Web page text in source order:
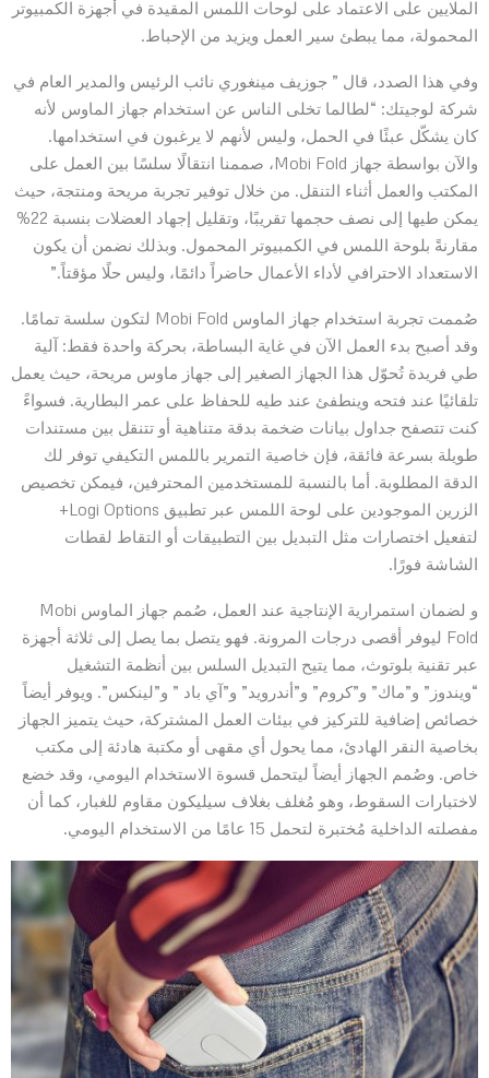
الملايين على الاعتماد على لوحات اللمس المقيدة في أجهزة الكمبيوتر
المحمولة، مما يبطئ سير العمل ويزيد من الإحباط.
وفي هذا الصدد، قال ” جوزيف مينغوري نائب الرئيس والمدير العام في
شركة لوجيتك: “لطالما تخلى الناس عن استخدام جهاز الماوس لأنه
كان يشكّل عبئًا في الحمل، وليس لأنهم لا يرغبون في استخدامها.
والآن بواسطة جهاز Mobi Fold، صممنا انتقالًا سلسًا بين العمل على
المكتب والعمل أثناء التنقل. من خلال توفير تجربة مريحة ومنتجة، حيث
يمكن طيها إلى نصف حجمها تقريبًا، وتقليل إجهاد العضلات بنسبة 22%
مقارنةً بلوحة اللمس في الكمبيوتر المحمول. وبذلك نضمن أن يكون
الاستعداد الاحترافي لأداء الأعمال حاضراً دائمًا، وليس حلًا مؤقتاً.”
صُممت تجربة استخدام جهاز الماوس Mobi Fold لتكون سلسة تمامًا.
وقد أصبح بدء العمل الآن في غاية البساطة، بحركة واحدة فقط: آلية
طي فريدة تُحوّل هذا الجهاز الصغير إلى جهاز ماوس مريحة، حيث يعمل
تلقائيًا عند فتحه وينطفئ عند طيه للحفاظ على عمر البطارية. فسواءً
كنت تتصفح جداول بيانات ضخمة بدقة متناهية أو تتنقل بين مستندات
طويلة بسرعة فائقة، فإن خاصية التمرير باللمس التكيفي توفر لك
الدقة المطلوبة. أما بالنسبة للمستخدمين المحترفين، فيمكن تخصيص
الزرين الموجودين على لوحة اللمس عبر تطبيق Logi Options+
لتفعيل اختصارات مثل التبديل بين التطبيقات أو التقاط لقطات
الشاشة فورًا.
و لضمان استمرارية الإنتاجية عند العمل، صُمم جهاز الماوس Mobi
Fold ليوفر أقصى درجات المرونة. فهو يتصل بما يصل إلى ثلاثة أجهزة
عبر تقنية بلوتوث، مما يتيح التبديل السلس بين أنظمة التشغيل
“ويندوز” و”ماك” و”كروم” و”أندرويد” و”آي باد ” و”لينكس”. ويوفر أيضاً
خصائص إضافية للتركيز في بيئات العمل المشتركة، حيث يتميز الجهاز
بخاصية النقر الهادئ، مما يحول أي مقهى أو مكتبة هادئة إلى مكتب
خاص. وصُمم الجهاز أيضاً ليتحمل قسوة الاستخدام اليومي، وقد خضع
لاختبارات السقوط، وهو مُغلف بغلاف سيليكون مقاوم للغبار، كما أن
مفصلته الداخلية مُختبرة لتحمل 15 عامًا من الاستخدام اليومي.